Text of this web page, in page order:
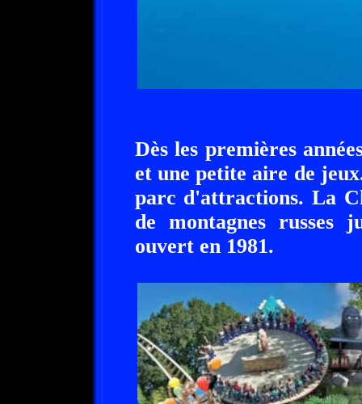
Dès les premières
et une petite aire de
parc d'attractions. La
de montagnes russes
ouvert en 1981.